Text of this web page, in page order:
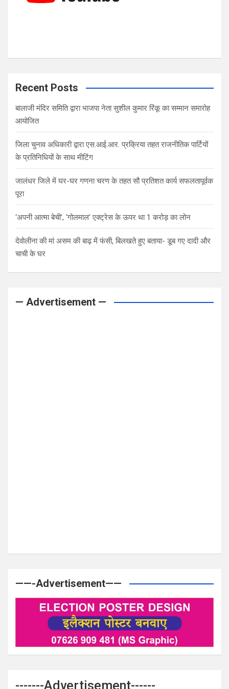
Recent Posts
बालाजी मंदिर समिति द्वारा भाजपा नेता सुशील कुमार रिंकू का सम्मान समारोह
आयोजित
जिला चुनाव अधिकारी द्वारा एस.आई.आर. प्रक्रिया तहत राजनीतिक पार्टियों
के प्रतिनिधियों के साथ मीटिंग
जालंधर जिले में घर-घर गणना चरण के तहत सौ प्रतिशत कार्य सफलतापूर्वक
पूरा
‘अपनी आत्मा बेची’, ‘गोलमाल’ एक्ट्रेस के ऊपर था 1 करोड़ का लोन
देवोलीना की मां असम की बाढ़ में फंसी, बिलखते हुए बताया- डूब गए दादी और
चाची के घर
— Advertisement —
——-Advertisement——
-------Advertisement------